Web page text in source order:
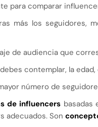
para comparar
más los seguidores,
de audiencia que
contemplar, la edad,
número de
de influencers basadas
adecuados. Son